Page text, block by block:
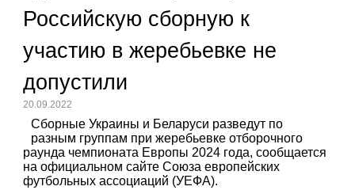
Российскую сборную к
участию в жеребьевке не
допустили
20.09.2022
Сборные Украины и Беларуси разведут по
разным группам при жеребьевке отборочного
раунда чемпионата Европы 2024 года, сообщается
на официальном сайте Союза европейских
футбольных ассоциаций (УЕФА).